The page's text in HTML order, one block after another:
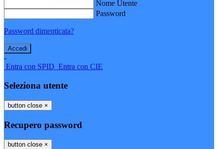
Nome Utente
Password
Password dimenticata?
-
Entra con SPID Entra con CIE
Seleziona utente
button close ×
Recupero password
button close ×